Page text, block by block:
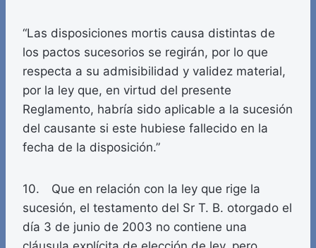
“Las disposiciones mortis causa distintas de
los pactos sucesorios se regirán, por lo que
respecta a su admisibilidad y validez material,
por la ley que, en virtud del presente
Reglamento, habría sido aplicable a la sucesión
del causante si este hubiese fallecido en la
fecha de la disposición.”
10. Que en relación con la ley que rige la
sucesión, el testamento del Sr T. B. otorgado el
día 3 de junio de 2003 no contiene una